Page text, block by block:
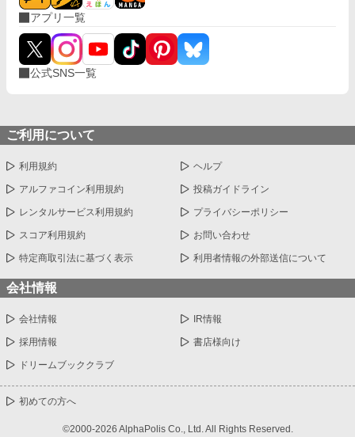
アプリ一覧
公式SNS一覧
ご利用について
利用規約 ヘルプ
アルファコイン利用規約 投稿ガイドライン
レンタルサービス利用規約 プライバシーポリシー
スコア利用規約 お問い合わせ
特定商取引法に基づく表示 利用者情報の外部送信について
会社情報
会社情報 IR情報
採用情報 書店様向け
ドリームブッククラブ
初めての方へ
©2000-2026 AlphaPolis Co., Ltd. All Rights Reserved.